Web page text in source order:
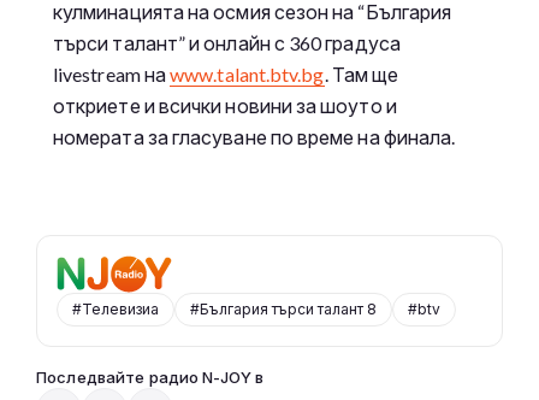
кулминацията на осмия сезон на “България
търси талант” и онлайн с 360 градуса
livestream наwww.talant.btv.bg. Там ще
откриете и всички новини за шоуто и
номерата за гласуване по време на финала.
#Телевизиа #България търси талант 8 #btv
Последвайте радио N-JOY в